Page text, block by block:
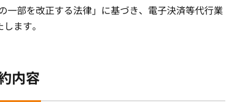
一部を改正する法律」に基づき、電子決済等代行業
ます。
内容